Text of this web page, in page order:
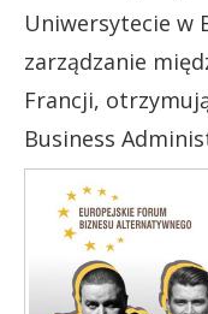
Uniwersytecie w
zarządzanie
Francji,
Business